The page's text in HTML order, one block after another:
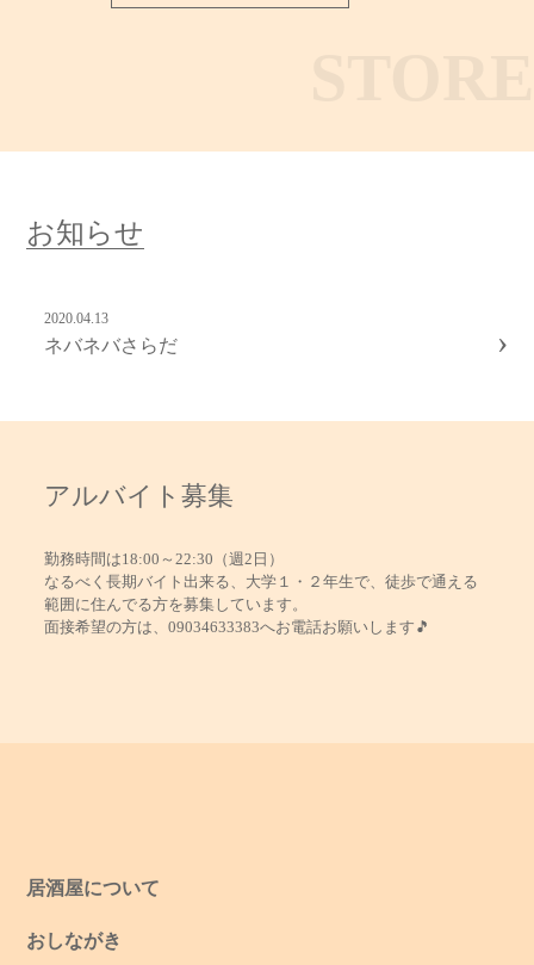
お知らせ
2020.04.13
ネバネバさらだ ›
アルバイト募集
勤務時間は18:00～22:30（週2日）
なるべく長期バイト出来る、大学１・２年生で、徒歩で通える
範囲に住んでる方を募集しています。
面接希望の方は、09034633383へお電話お願いします🎵
居酒屋について
おしながき